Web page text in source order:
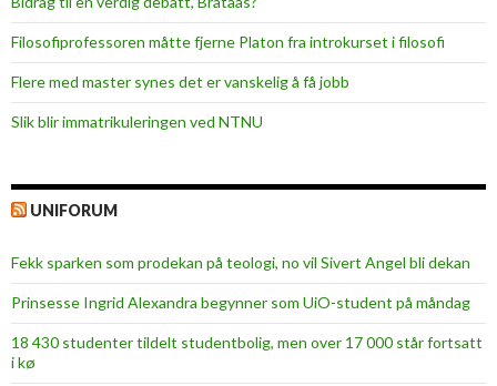
Filosofiprofessoren måtte fjerne Platon fra introkurset i filosofi
Flere med master synes det er vanskelig å få jobb
Slik blir immatrikuleringen ved NTNU
UNIFORUM
Fekk sparken som prodekan på teologi, no vil Sivert Angel bli dekan
Prinsesse Ingrid Alexandra begynner som UiO-student på måndag
18 430 studenter tildelt studentbolig, men over 17 000 står fortsatt
i kø